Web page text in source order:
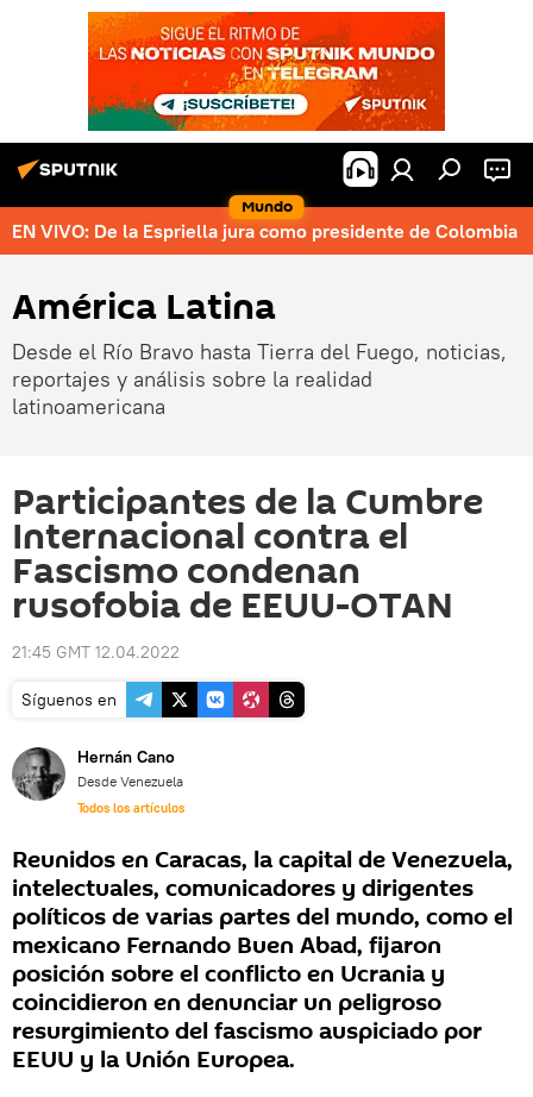
Mundo
EN VIVO: De la Espriella jura como presidente de Colombia
América Latina
Desde el Río Bravo hasta Tierra del Fuego, noticias,
reportajes y análisis sobre la realidad
latinoamericana
Participantes de la Cumbre
Internacional contra el
Fascismo condenan
rusofobia de EEUU-OTAN
21:45 GMT 12.04.2022
Síguenos en
Hernán Cano
Desde Venezuela
Todos los artículos
Reunidos en Caracas, la capital de Venezuela,
intelectuales, comunicadores y dirigentes
políticos de varias partes del mundo, como el
mexicano Fernando Buen Abad, fijaron
posición sobre el conflicto en Ucrania y
coincidieron en denunciar un peligroso
resurgimiento del fascismo auspiciado por
EEUU y la Unión Europea.